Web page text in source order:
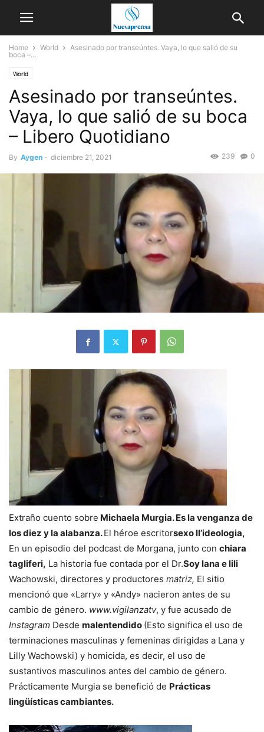
Home World
Asesinado por transeúntes. Vaya, lo que salió de su
boca –...
World
Asesinado por transeúntes.
Vaya, lo que salió de su boca
– Libero Quotidiano
By Aygen - diciembre 21, 2021 0
239
Extraño cuento sobre Michaela Murgia. Es la venganza de
los diez y la alabanza.El héroe escritorsexo ll’ideologia,
En un episodio del podcast de Morgana, junto con chiara
tagliferi, La historia fue contada por el Dr.Soy lana e lili
Wachowski, directores y productores matriz, El sitio
mencionó que «Larry» y «Andy» nacieron antes de su
cambio de género. www.vigilanzatv, y fue acusado de
Instagram Desde malentendido (Esto significa el uso de
terminaciones masculinas y femeninas dirigidas a Lana y
Lilly Wachowski) y homicida, es decir, el uso de
sustantivos masculinos antes del cambio de género.
Prácticamente Murgia se benefició de Prácticas
lingüísticas cambiantes.